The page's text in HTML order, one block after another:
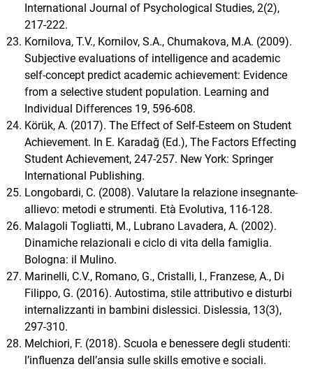
International Journal of Psychological Studies, 2(2),
217-222.
Kornilova, T.V., Kornilov, S.A., Chumakova, M.A. (2009).
Subjective evaluations of intelligence and academic
self-concept predict academic achievement: Evidence
from a selective student population. Learning and
Individual Differences 19, 596-608.
Körük, A. (2017). The Effect of Self-Esteem on Student
Achievement. In E. Karadağ (Ed.), The Factors Effecting
Student Achievement, 247-257. New York: Springer
International Publishing.
Longobardi, C. (2008). Valutare la relazione insegnante-
allievo: metodi e strumenti. Età Evolutiva, 116-128.
Malagoli Togliatti, M., Lubrano Lavadera, A. (2002).
Dinamiche relazionali e ciclo di vita della famiglia.
Bologna: il Mulino.
Marinelli, C.V., Romano, G., Cristalli, I., Franzese, A., Di
Filippo, G. (2016). Autostima, stile attributivo e disturbi
internalizzanti in bambini dislessici. Dislessia, 13(3),
297-310.
Melchiori, F. (2018). Scuola e benessere degli studenti:
l’influenza dell’ansia sulle skills emotive e sociali.